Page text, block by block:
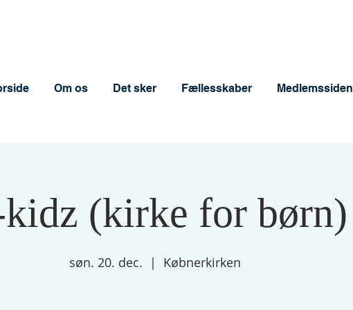
Om os Det sker Fællesskaber Medlemssiden
(kirke for børn)
søn. 20. dec.
  |
Købnerkirken